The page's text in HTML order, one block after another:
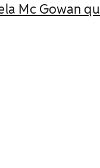
Mc Gowan